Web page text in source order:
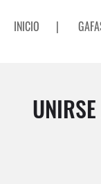
INICIO |